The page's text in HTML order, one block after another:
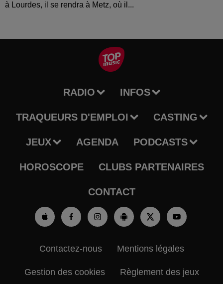
à Lourdes, il se rendra à Metz, où il...
RADIO INFOS
TRAQUEURS D'EMPLOI CASTING
JEUX AGENDA PODCASTS
HOROSCOPE CLUBS PARTENAIRES
CONTACT
Contactez-nous Mentions légales
Gestion des cookies Règlement des jeux